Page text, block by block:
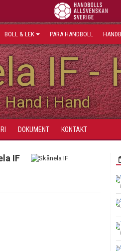
BOLL & LEK PARA HANDBOLL
IF -
i Hand
DOKUMENT KONTAKT
IF